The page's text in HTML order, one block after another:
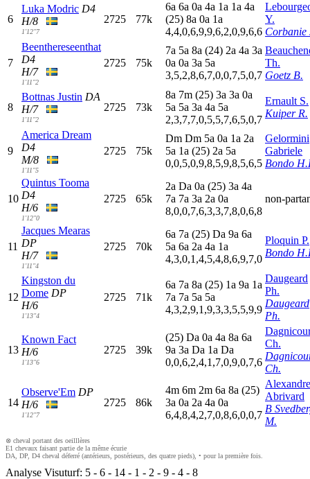
6
Luka Modric D4
H/8
1'12"7
2725 77k
6a 6a 0a 4a 1a 1a 4a
(25) 8a 0a 1a
4,4,0,6,9,9,6,2,0,9,6,6
Y.
Corbanie
7
Beenthereseenthat
D4
H/7
1'11"2
2725 75k
7a 5a 8a (24) 2a 4a 3a
0a 0a 3a 5a
3,5,2,8,6,7,0,0,7,5,0,7
Th.
Goetz B.
8
Bottnas Justin DA
H/7
1'11"2
2725 73k
8a 7m (25) 3a 3a 0a
5a 5a 3a 4a 5a
2,3,7,7,0,5,5,7,6,5,0,7
Ernault S.
Kuiper R.
9
America Dream
D4
M/8
1'11"5
2725 75k
Dm Dm 5a 0a 1a 2a
5a 1a (25) 2a 5a
0,0,5,0,9,8,5,9,8,5,6,5
Gelormini
Gabriele
Bondo
10
Quintus Tooma
D4
H/6
1'12"0
2725 65k
2a Da 0a (25) 3a 4a
7a 7a 3a 2a 0a
8,0,0,7,6,3,3,7,8,0,6,8
non-
11
Jacques Mearas
DP
H/7
1'11"4
2725 70k
6a 7a (25) Da 9a 6a
5a 6a 2a 4a 1a
4,3,0,1,4,5,4,8,6,9,7,0
Ploquin P.
Bondo
12
Kingston du
Dome DP
H/6
1'13"4
2725 71k
6a 7a 8a (25) 1a 9a 1a
7a 7a 5a 5a
4,3,2,9,1,9,3,3,5,5,9,9
Daugeard
Ph.
Daugeard
Ph.
13
Known Fact
H/6
1'13"6
2725 39k
(25) Da 0a 4a 8a 6a
9a 3a Da 1a Da
0,0,6,2,4,1,7,0,9,0,7,6
Ch.
Ch.
14
Observe'Em DP
H/6
1'12"7
2725 86k
4m 6m 2m 6a 8a (25)
3a 0a 2a 4a 0a
6,4,8,4,2,7,0,8,6,0,0,7
Alexandre
Abrivard
B
M.
⊗ cheval portant des oeilllères
E1 chevaux faisant partie de la même écurie
DA, DP, D4 cheval déferré (antérieurs, postérieurs, des quatre pieds), • pour la première fois.
Analyse Visuturf: 5 - 6 - 14 - 1 - 2 - 9 - 4 - 8